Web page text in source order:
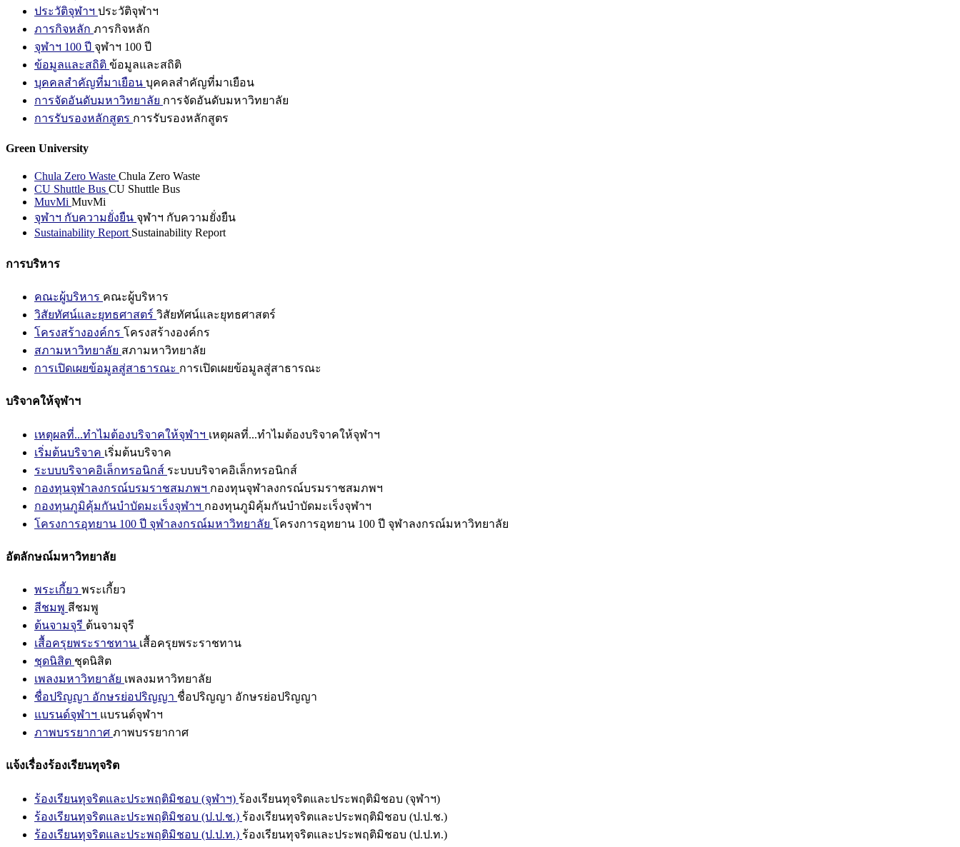
ประวัติจุฬาฯ ประวัติจุฬาฯ
ภารกิจหลัก ภารกิจหลัก
จุฬาฯ 100 ปี จุฬาฯ 100 ปี
ข้อมูลและสถิติ ข้อมูลและสถิติ
บุคคลสำคัญที่มาเยือน บุคคลสำคัญที่มาเยือน
การจัดอันดับมหาวิทยาลัย การจัดอันดับมหาวิทยาลัย
การรับรองหลักสูตร การรับรองหลักสูตร
Green University
Chula Zero Waste Chula Zero Waste
CU Shuttle Bus CU Shuttle Bus
MuvMi MuvMi
จุฬาฯ กับความยั่งยืน จุฬาฯ กับความยั่งยืน
Sustainability Report Sustainability Report
การบริหาร
คณะผู้บริหาร คณะผู้บริหาร
วิสัยทัศน์และยุทธศาสตร์ วิสัยทัศน์และยุทธศาสตร์
โครงสร้างองค์กร โครงสร้างองค์กร
สภามหาวิทยาลัย สภามหาวิทยาลัย
การเปิดเผยข้อมูลสู่สาธารณะ การเปิดเผยข้อมูลสู่สาธารณะ
บริจาคให้จุฬาฯ
เหตุผลที่...ทำไมต้องบริจาคให้จุฬาฯ เหตุผลที่...ทำไมต้องบริจาคให้จุฬาฯ
เริ่มต้นบริจาค เริ่มต้นบริจาค
ระบบบริจาคอิเล็กทรอนิกส์ ระบบบริจาคอิเล็กทรอนิกส์
กองทุนจุฬาลงกรณ์บรมราชสมภพฯ กองทุนจุฬาลงกรณ์บรมราชสมภพฯ
กองทุนภูมิคุ้มกันบำบัดมะเร็งจุฬาฯ กองทุนภูมิคุ้มกันบำบัดมะเร็งจุฬาฯ
โครงการอุทยาน 100 ปี จุฬาลงกรณ์มหาวิทยาลัย โครงการอุทยาน 100 ปี จุฬาลงกรณ์มหาวิทยาลัย
อัตลักษณ์มหาวิทยาลัย
พระเกี้ยว พระเกี้ยว
สีชมพู สีชมพู
ต้นจามจุรี ต้นจามจุรี
เสื้อครุยพระราชทาน เสื้อครุยพระราชทาน
ชุดนิสิต ชุดนิสิต
เพลงมหาวิทยาลัย เพลงมหาวิทยาลัย
ชื่อปริญญา อักษรย่อปริญญา ชื่อปริญญา อักษรย่อปริญญา
แบรนด์จุฬาฯ แบรนด์จุฬาฯ
ภาพบรรยากาศ ภาพบรรยากาศ
แจ้งเรื่องร้องเรียนทุจริต
ร้องเรียนทุจริตและประพฤติมิชอบ (จุฬาฯ) ร้องเรียนทุจริตและประพฤติมิชอบ (จุฬาฯ)
ร้องเรียนทุจริตและประพฤติมิชอบ (ป.ป.ช.) ร้องเรียนทุจริตและประพฤติมิชอบ (ป.ป.ช.)
ร้องเรียนทุจริตและประพฤติมิชอบ (ป.ป.ท.) ร้องเรียนทุจริตและประพฤติมิชอบ (ป.ป.ท.)